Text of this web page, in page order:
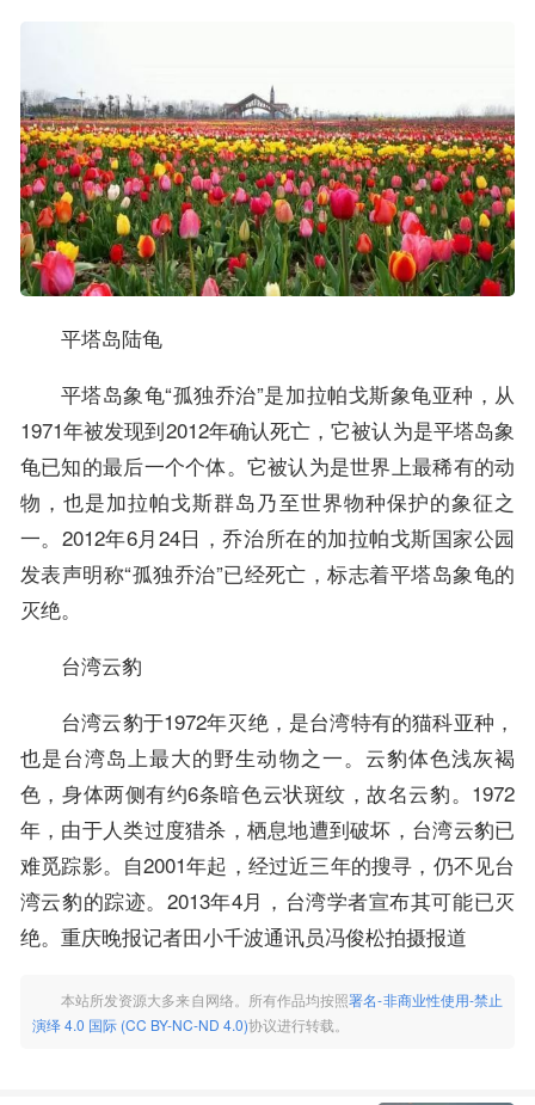
平塔岛陆龟
平塔岛象龟“孤独乔治”是加拉帕戈斯象龟亚种，从
1971年被发现到2012年确认死亡，它被认为是平塔岛象
龟已知的最后一个个体。它被认为是世界上最稀有的动
物，也是加拉帕戈斯群岛乃至世界物种保护的象征之
一。2012年6月24日，乔治所在的加拉帕戈斯国家公园
发表声明称“孤独乔治”已经死亡，标志着平塔岛象龟的
灭绝。
台湾云豹
台湾云豹于1972年灭绝，是台湾特有的猫科亚种，
也是台湾岛上最大的野生动物之一。云豹体色浅灰褐
色，身体两侧有约6条暗色云状斑纹，故名云豹。1972
年，由于人类过度猎杀，栖息地遭到破坏，台湾云豹已
难觅踪影。自2001年起，经过近三年的搜寻，仍不见台
湾云豹的踪迹。2013年4月，台湾学者宣布其可能已灭
绝。重庆晚报记者田小千波通讯员冯俊松拍摄报道
本站所发资源大多来自网络。所有作品均按照署名-非商业性使用-禁止
演绎 4.0 国际 (CC BY-NC-ND 4.0)协议进行转载。